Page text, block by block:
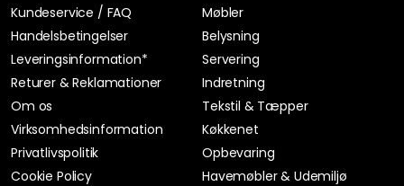
Kundeservice / FAQ
Handelsbetingelser
Leveringsinformation*
Returer & Reklamationer
Om os
Virksomhedsinformation
Privatlivspolitik
Cookie Policy
Møbler
Belysning
Servering
Indretning
Tekstil & Tæpper
Køkkenet
Opbevaring
Havemøbler & Udemiljø